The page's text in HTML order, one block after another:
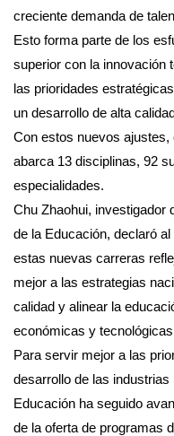
creciente demanda de
Esto forma parte de los
superior con la innovación
las prioridades
un desarrollo de alta
Con estos nuevos
abarca 13 disciplinas, 92
especialidades.
Chu Zhaohui, investigador
de la Educación, declaró
estas nuevas carreras
mejor a las estrategias
calidad y alinear la
económicas y
Para servir mejor a las
desarrollo de las
Educación ha seguido
de la oferta de programas